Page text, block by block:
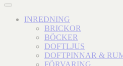
INREDNING
BRICKOR
BÖCKER
DOFTLJUS
DOFTPINNAR &
FÖRVARING